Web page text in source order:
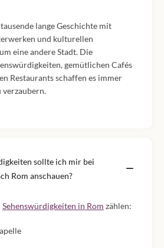
lange Geschichte mit
und kulturellen
eine andere Stadt. Die
gemütlichen Cafés
Restaurants schaffen es immer
verzaubern.
sollte ich mir bei
Rom anschauen?
Sehenswürdigkeiten in Rom zählen: